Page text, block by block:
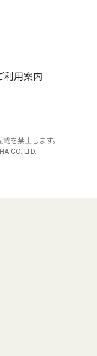
利用案内
を禁止します。
CO.,LTD.